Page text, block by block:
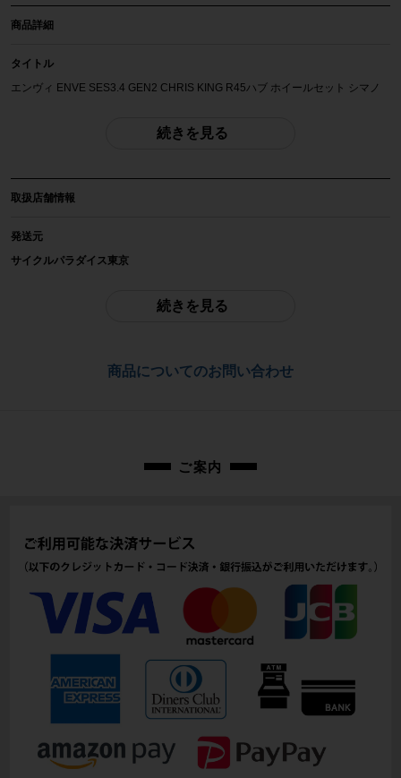
商品詳細
タイトル
エンヴィ ENVE SES3.4 GEN2 CHRIS KING R45ハブ ホイールセット シマノ
メーカー
ENVE
参考価格
リムには、走行に支障ない程度の振れが前後に少々あります。
※付属品に関しては写真に写っているものですべてとなります。
cpt-2507070906-wh-037604955
続きを見る
取扱店舗情報
発送元
サイクルパラダイス東京
続きを見る
商品についてのお問い合わせ
ご案内